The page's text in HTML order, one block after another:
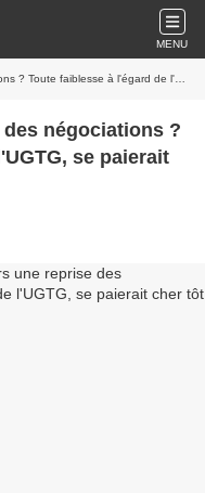
MENU
à l'égard de l'UGTG, se paierait cher tôt ou tard.
négociations ?
se paierait